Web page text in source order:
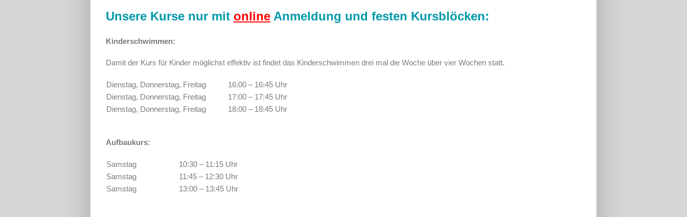
Unsere Kurse nur mit onlineAnmeldung und festen Kursblöcken:
Kinderschwimmen:
Damit der Kurs für Kinder möglichst effektiv ist findet das Kinderschwimmen drei mal die Woche über vier Wochen statt.
Dienstag, Donnerstag, Freitag
16:00 – 16:45 Uhr
Dienstag, Donnerstag, Freitag
17:00 – 17:45 Uhr
Dienstag, Donnerstag, Freitag
18:00 – 18:45 Uhr
Aufbaukurs:
Samstag
10:30 – 11:15 Uhr
Samstag
11:45 – 12:30 Uhr
Samstag
13:00 – 13:45 Uhr